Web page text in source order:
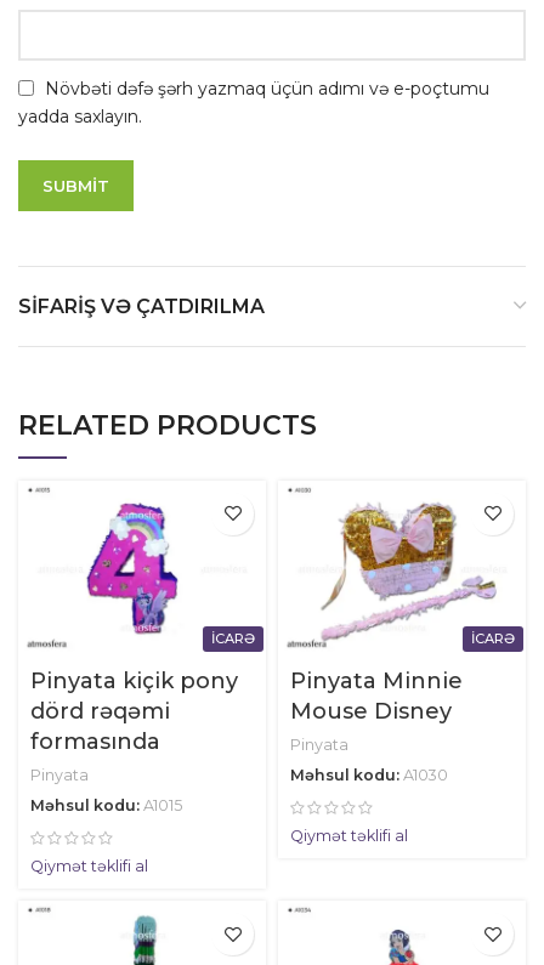
Növbəti dəfə şərh yazmaq üçün adımı və e-poçtumu
yadda saxlayın.
SIFARIŞ VƏ ÇATDIRILMA
RELATED PRODUCTS
İCARƏ
Pinyata kiçik pony
dörd rəqəmi
formasında
Pinyata
Məhsul kodu: A1015
Qiymət təklifi al
İCARƏ
Pinyata Minnie
Mouse Disney
Pinyata
Məhsul kodu: A1030
Qiymət təklifi al